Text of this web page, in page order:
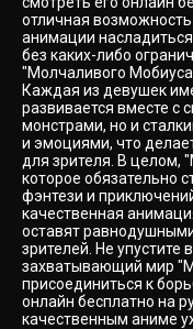
отличная
анимации
без каких-либо
"Молчаливого
Каждая из девушек
развивается вместе с
монстрами, но и
и эмоциями, что
для зрителя. В целом,
которое обязательно
фэнтези и
качественная
оставят
зрителей. Не упустите
захватывающий мир
присоединиться к
онлайн бесплатно на
качественным аниме